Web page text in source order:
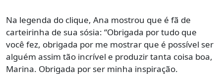
Na legenda do clique, Ana mostrou que é fã de
carteirinha de sua sósia: “Obrigada por tudo que
você fez, obrigada por me mostrar que é possível ser
alguém assim tão incrível e produzir tanta coisa boa,
Marina. Obrigada por ser minha inspiração.